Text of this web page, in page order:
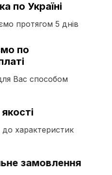
по Україні
протягом 5 днів
по
Вас способом
до характеристик
замовлення